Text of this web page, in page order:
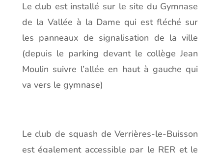
Le club est installé sur le site du Gymnase
de la Vallée à la Dame qui est fléché sur
les panneaux de signalisation de la ville
(depuis le parking devant le collège Jean
Moulin suivre l’allée en haut à gauche qui
va vers le gymnase)
Le club de squash de Verrières-le-Buisson
est également accessible par le RER et le